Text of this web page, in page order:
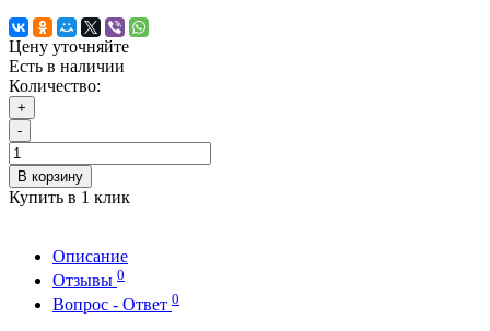
Цену уточняйте
Есть в наличии
Количество:
+
-
В корзину
Купить в 1 клик
Описание
Отзывы 0
Вопрос - Ответ 0